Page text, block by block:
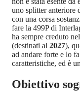
uno splitter anteriore
con una corsa
fare la 499P di
ha sempre creduto
(destinati al 2027),
ad andare forte e lo
caratteristiche, ed è
Obiettivo